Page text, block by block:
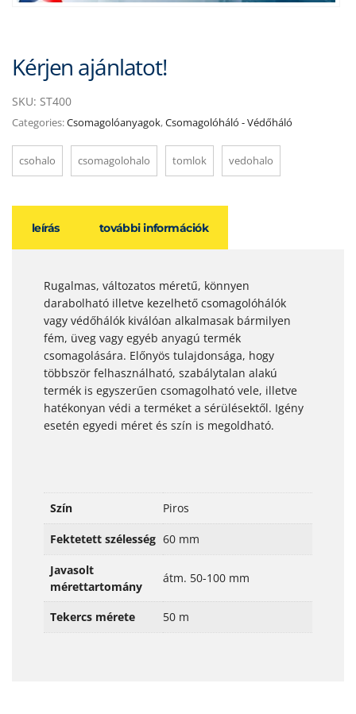
Kérjen ajánlatot!
SKU: ST400
Categories:Csomagolóanyagok,Csomagolóháló - Védőháló
csohalo csomagolohalo tomlok vedohalo
leírás további információk
Rugalmas, változatos méretű, könnyen
darabolható illetve kezelhető csomagolóhálók
vagy védőhálók kiválóan alkalmasak bármilyen
fém, üveg vagy egyéb anyagú termék
csomagolására. Előnyös tulajdonsága, hogy
többször felhasználható, szabálytalan alakú
termék is egyszerűen csomagolható vele, illetve
hatékonyan védi a terméket a sérülésektől. Igény
esetén egyedi méret és szín is megoldható.
Szín Piros
Fektetett szélesség 60 mm
Javasolt
mérettartomány
átm. 50-100 mm
Tekercs mérete 50 m